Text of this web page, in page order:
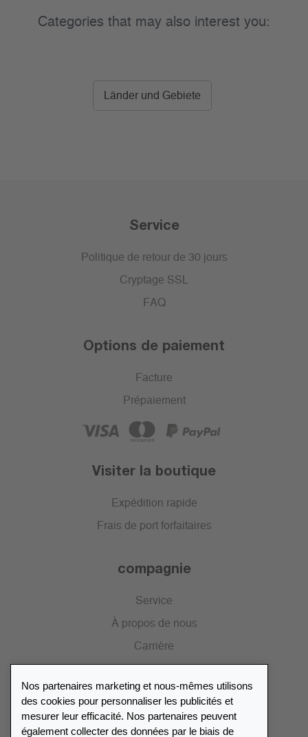
Categories that may also interest you:
Länder und Gebiete
Service
Politique de retour de 30 jours
Cryptage SSL
FAQ
Options de paiement
Facture
Prépaiement
Visiter la boutique
Expédition rapide
Frais de port forfaitaires
compagnie
Service
À propos de nous
Carrière
Catalogue
Répertoire des revendeurs
Nos partenaires marketing et nous-mêmes utilisons
des cookies pour personnaliser les publicités et
mesurer leur efficacité. Nos partenaires peuvent
également collecter des données par le biais de